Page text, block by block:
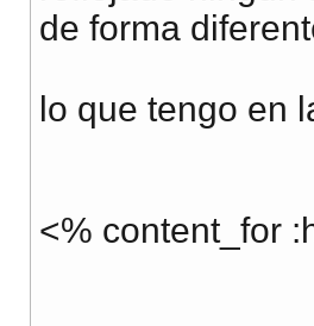
de forma
lo que tengo en
<% content_for